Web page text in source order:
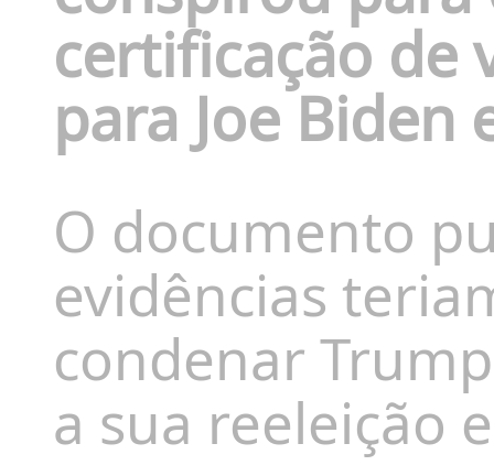
certificação de
para Joe Biden
O documento
evidências
condenar
a sua reeleição